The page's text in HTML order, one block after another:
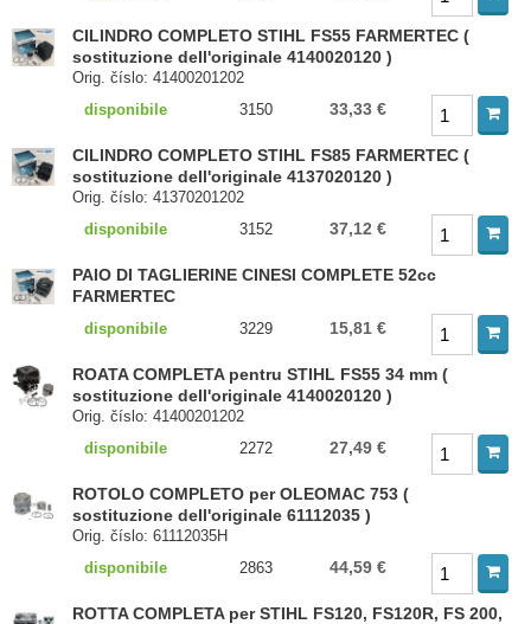
CILINDRO COMPLETO STIHL FS55 FARMERTEC (
sostituzione dell'originale 4140020120 )
Orig. číslo: 41400201202
disponibile
3150 33,33 €
CILINDRO COMPLETO STIHL FS85 FARMERTEC (
sostituzione dell'originale 4137020120 )
Orig. číslo: 41370201202
disponibile
3152 37,12 €
PAIO DI TAGLIERINE CINESI COMPLETE 52cc
FARMERTEC
disponibile 3229 15,81 €
ROATA COMPLETA pentru STIHL FS55 34 mm (
sostituzione dell'originale 4140020120 )
Orig. číslo: 41400201202
disponibile
2272 27,49 €
ROTOLO COMPLETO per OLEOMAC 753 (
sostituzione dell'originale 61112035 )
Orig. číslo: 61112035H
disponibile
2863 44,59 €
ROTTA COMPLETA per STIHL FS120, FS120R, FS 200,